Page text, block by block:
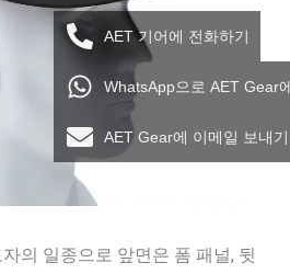
의 일종으로 앞면은 폼 패널, 뒷
AET 기어에 전화하기
WhatsApp으로 AET Gear
AET Gear에 이메일 보내기